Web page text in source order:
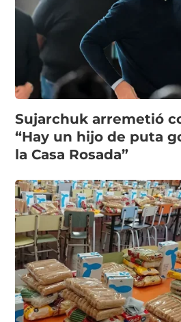
Sujarchuk arremetió
“Hay un hijo de puta
la Casa Rosada”